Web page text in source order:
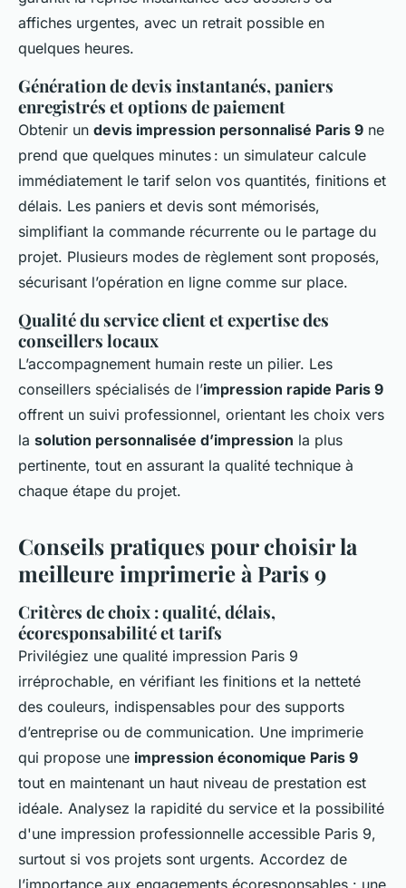
affiches urgentes, avec un retrait possible en
quelques heures.
Génération de devis instantanés, paniers
enregistrés et options de paiement
Obtenir un devis impression personnalisé Paris 9 ne
prend que quelques minutes : un simulateur calcule
immédiatement le tarif selon vos quantités, finitions et
délais. Les paniers et devis sont mémorisés,
simplifiant la commande récurrente ou le partage du
projet. Plusieurs modes de règlement sont proposés,
sécurisant l’opération en ligne comme sur place.
Qualité du service client et expertise des
conseillers locaux
L’accompagnement humain reste un pilier. Les
conseillers spécialisés de l’impression rapide Paris 9
offrent un suivi professionnel, orientant les choix vers
la solution personnalisée d’impression la plus
pertinente, tout en assurant la qualité technique à
chaque étape du projet.
Conseils pratiques pour choisir la
meilleure imprimerie à Paris 9
Critères de choix : qualité, délais,
écoresponsabilité et tarifs
Privilégiez une qualité impression Paris 9
irréprochable, en vérifiant les finitions et la netteté
des couleurs, indispensables pour des supports
d’entreprise ou de communication. Une imprimerie
qui propose une impression économique Paris 9
tout en maintenant un haut niveau de prestation est
idéale. Analysez la rapidité du service et la possibilité
d'une impression professionnelle accessible Paris 9,
surtout si vos projets sont urgents. Accordez de